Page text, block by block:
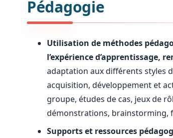
Pédagogie
Utilisation de méthodes
l’expérience d’apprentissage,
adaptation aux différents styles
acquisition, développement et
groupe, études de cas, jeux de
démonstrations, brainstorming,
Supports et ressources